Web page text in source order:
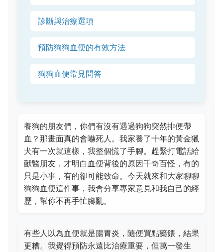
診斷與治療選項
預防狗狗血便的有效方法
狗狗血便常見問答
養狗的朋友們，你們有沒有遇過狗狗突然排便帶
血？那畫面真的會嚇死人。我家養了十年的黃金獵
犬有一次就這樣，我整個慌了手腳。趕緊打電話給
獸醫朋友，才明白血便背後的原因千奇百怪，有的
只是小事，有的卻可能致命。今天就來和大家聊聊
狗狗血便這件事，我會分享專家意見和我自己的經
歷，幫你不再手忙腳亂。
有些人以為血便就是腸胃炎，隨便買點藥餵，結果
更糟。我覺得預防永遠比治療重要，但萬一發生